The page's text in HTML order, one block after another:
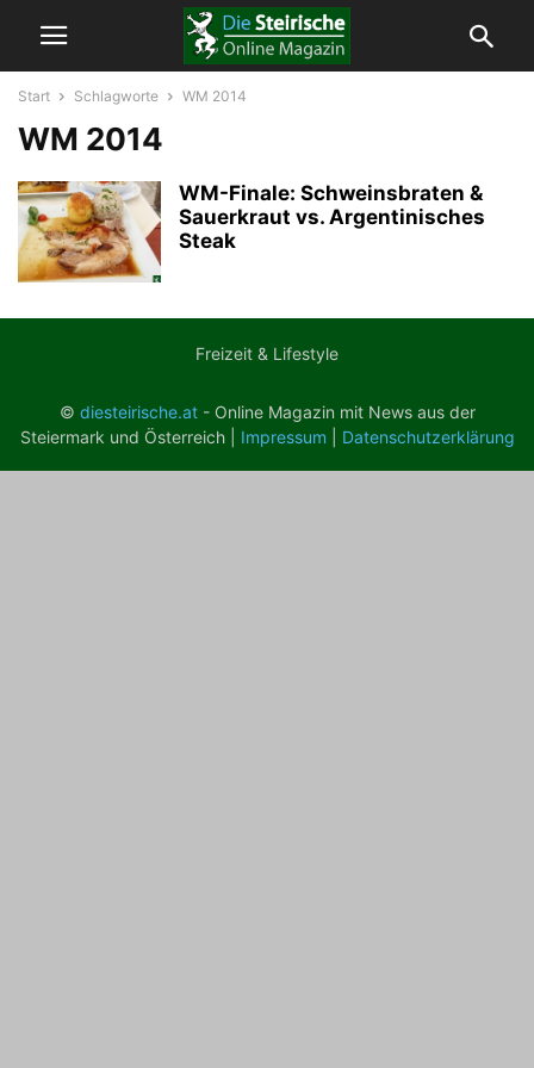
Start Schlagworte WM 2014
WM 2014
WM-Finale: Schweinsbraten &
Sauerkraut vs. Argentinisches
Steak
Freizeit & Lifestyle
© diesteirische.at- Online Magazin mit News aus der
Steiermark und Österreich | Impressum Datenschutzerklärung